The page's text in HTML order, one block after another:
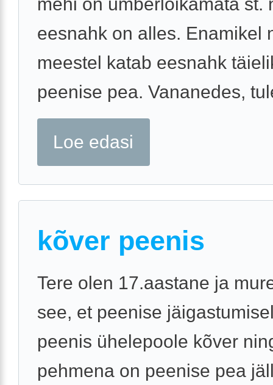
mehi on ümberlõikamata st.
eesnahk on alles. Enamikel
meestel katab eesnahk
peenise pea. Vananedes,
Loe edasi
kõver peenis
Tere olen 17.aastane ja
see, et peenise
peenis ühelepoole kõver
pehmena on peenise pea